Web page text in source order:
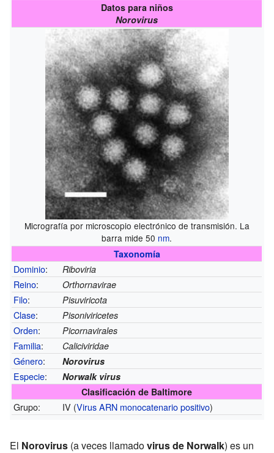
Datos para niños
Norovirus
Micrografía por microscopio electrónico de transmisión. La
barra mide 50 nm.
Taxonomía
Dominio: Riboviria
Reino: Orthornavirae
Filo: Pisuviricota
Clase: Pisoniviricetes
Orden: Picornavirales
Familia: Caliciviridae
Género: Norovirus
Especie:
Norwalk virus
Clasificación de Baltimore
Grupo: IV (Virus ARN monocatenario positivo)
El Norovirus (a veces llamadovirus de Norwalk) es un